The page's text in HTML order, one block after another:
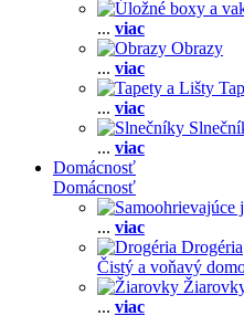
... viac
Obrazy
... viac
... viac
... viac
Domácnosť
Domácnosť
... viac
Drogéria
Čistý a voňavý
... viac